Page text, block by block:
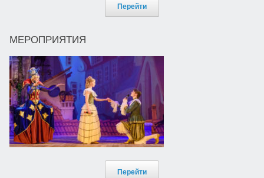
Перейти
МЕРОПРИЯТИЯ
Перейти